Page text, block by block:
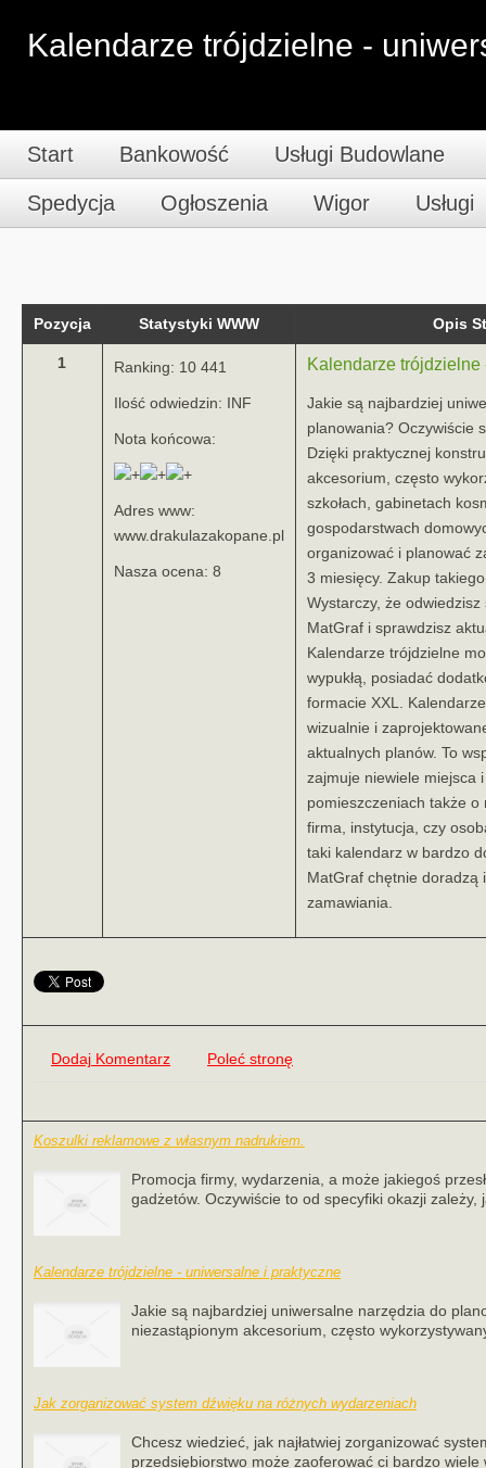
Kalendarze trójdzielne -
Start Bankowość Usługi Budowlane
Spedycja Ogłoszenia Wigor Usługi
Pozycja Statystyki WWW Opis
1 Ranking: 10 441
Ilość odwiedzin: INF
Nota końcowa:
Adres www:
www.drakulazakopane.pl
Nasza ocena: 8
Kalendarze
Jakie są najbardziej
planowania? Oczywiście
Dzięki praktycznej
akcesorium, często
szkołach, gabinetach
gospodarstwach
organizować i planować
3 miesięcy. Zakup
Wystarczy, że
MatGraf i sprawdzisz
Kalendarze trójdzielne
wypukłą, posiadać
formacie XXL.
wizualnie i
aktualnych planów. To
zajmuje niewiele miejsca
pomieszczeniach także
firma, instytucja, czy
taki kalendarz w bardzo
MatGraf chętnie doradzą
zamawiania.
Dodaj Komentarz Poleć stronę
Koszulki reklamowe z własnym nadrukiem.
Promocja firmy, wydarzenia, a może jakiegoś
gadżetów. Oczywiście to od specyfiki okazji zależy,
Kalendarze trójdzielne - uniwersalne i praktyczne
Jakie są najbardziej uniwersalne narzędzia do
niezastąpionym akcesorium, często
Jak zorganizować system dźwięku na różnych wydarzeniach
Chcesz wiedzieć, jak najłatwiej zorganizować
przedsiębiorstwo może zaoferować ci bardzo wiele